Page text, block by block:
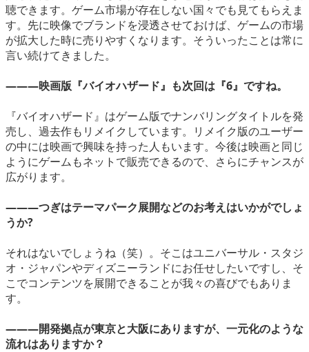
聴できます。ゲーム市場が存在しない国々でも見てもらえま
す。先に映像でブランドを浸透させておけば、ゲームの市場
が拡大した時に売りやすくなります。そういったことは常に
言い続けてきました。
―――映画版『バイオハザード』も次回は『6』ですね。
『バイオハザード』はゲーム版でナンバリングタイトルを発
売し、過去作もリメイクしています。リメイク版のユーザー
の中には映画で興味を持った人もいます。今後は映画と同じ
ようにゲームもネットで販売できるので、さらにチャンスが
広がります。
―――つぎはテーマパーク展開などのお考えはいかがでしょ
うか?
それはないでしょうね（笑）。そこはユニバーサル・スタジ
オ・ジャパンやディズニーランドにお任せしたいですし、そ
こでコンテンツを展開できることが我々の喜びでもありま
す。
―――開発拠点が東京と大阪にありますが、一元化のような
流れはありますか？